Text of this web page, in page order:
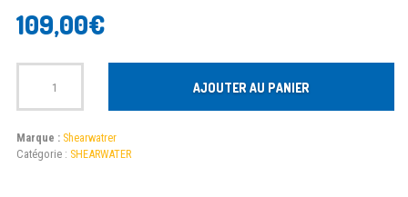
109,00€
Quantité
AJOUTER AU PANIER
Marque : Shearwatrer
Catégorie : SHEARWATER